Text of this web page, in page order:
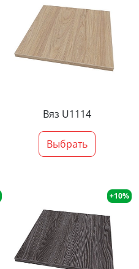
Вяз U1114
Выбрать
+10%